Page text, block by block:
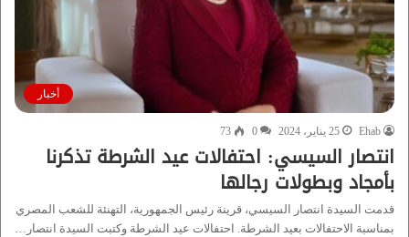
أخبار
Ehab 25 يناير، 2024 0
73
انتصار السيسي: احتفالات عيد الشرطة تذكرنا
بأمجاد وبطولات رجالها
قدمت السيدة انتصار السيسي، قرينة رئيس الجمهورية، التهنئة للشعب المصري
بمناسبة الاحتفالات بعيد الشرطة. احتفالات عيد الشرطة وكتبت السيدة انتصار…